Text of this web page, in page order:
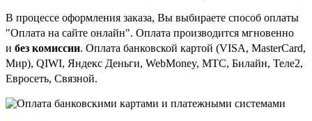
В процессе оформления заказа, Вы выбираете способ оплаты
"Оплата на сайте онлайн". Оплата производится мгновенно
и без комиссии. Оплата банковской картой (VISA, MasterCard,
Мир), QIWI, Яндекс Деньги, WebMoney, МТС, Билайн, Теле2,
Евросеть, Связной.